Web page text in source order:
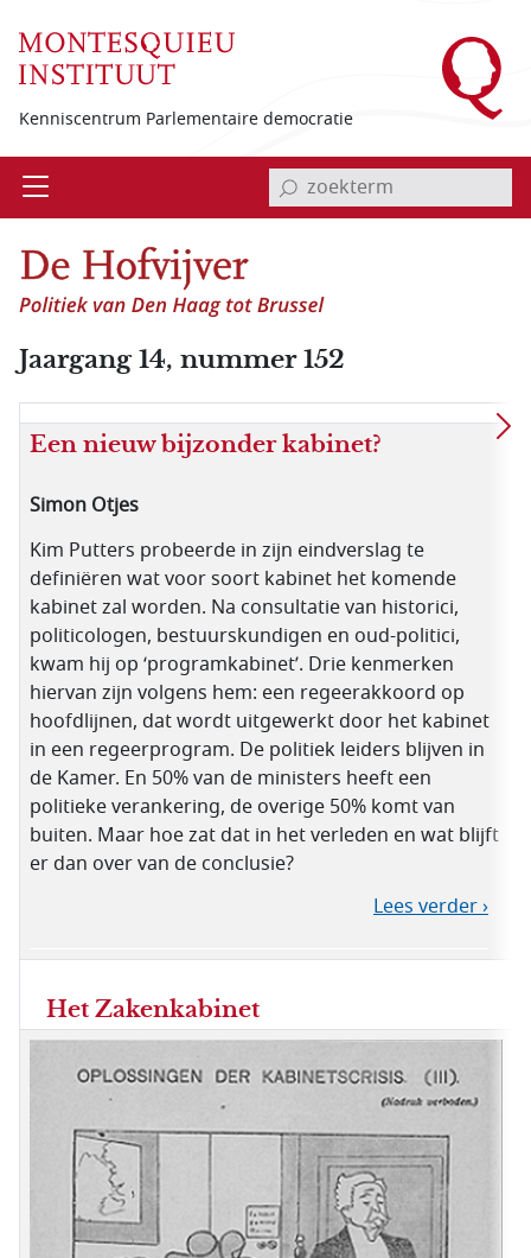
Kenniscentrum Parlementaire democratie
Open invoerveld zoekterm
Jaargang 14, nummer 152
Een nieuw bijzonder kabinet?
Simon Otjes
Kim Putters probeerde in zijn eindverslag te
definiëren wat voor soort kabinet het komende
kabinet zal worden. Na consultatie van historici,
politicologen, bestuurskundigen en oud-politici,
kwam hij op ‘programkabinet’. Drie kenmerken
hiervan zijn volgens hem: een regeerakkoord op
hoofdlijnen, dat wordt uitgewerkt door het kabinet
in een regeerprogram. De politiek leiders blijven in
de Kamer. En 50% van de ministers heeft een
politieke verankering, de overige 50% komt van
buiten. Maar hoe zat dat in het verleden en wat blijft
er dan over van de conclusie?
Lees verder ›
Het Zakenkabinet